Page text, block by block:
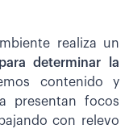
realiza un
determinar la
contenido y
presentan focos
con relevo